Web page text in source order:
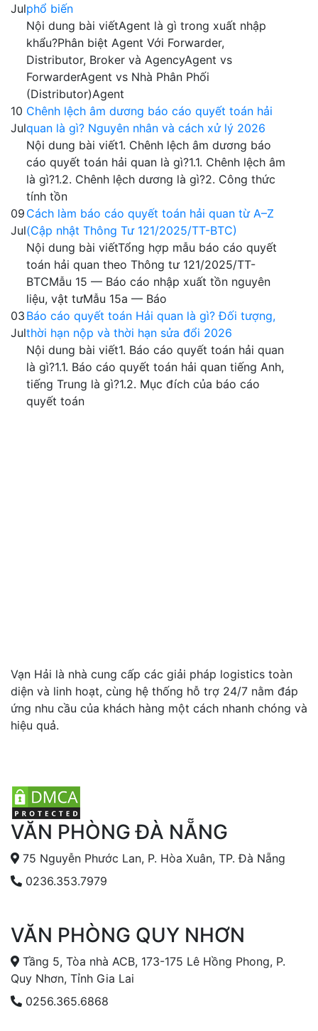
Julphổ biến
Nội dung bài viếtAgent là gì trong xuất nhập
khẩu?Phân biệt Agent Với Forwarder,
Distributor, Broker và AgencyAgent vs
ForwarderAgent vs Nhà Phân Phối
(Distributor)Agent
10
Jul
Chênh lệch âm dương báo cáo quyết toán hải
quan là gì? Nguyên nhân và cách xử lý 2026
Nội dung bài viết1. Chênh lệch âm dương báo
cáo quyết toán hải quan là gì?1.1. Chênh lệch âm
là gì?1.2. Chênh lệch dương là gì?2. Công thức
tính tồn
09
Jul
Cách làm báo cáo quyết toán hải quan từ A–Z
(Cập nhật Thông Tư 121/2025/TT-BTC)
Nội dung bài viếtTổng hợp mẫu báo cáo quyết
toán hải quan theo Thông tư 121/2025/TT-
BTCMẫu 15 — Báo cáo nhập xuất tồn nguyên
liệu, vật tưMẫu 15a — Báo
03
Jul
Báo cáo quyết toán Hải quan là gì? Đối tượng,
thời hạn nộp và thời hạn sửa đổi 2026
Nội dung bài viết1. Báo cáo quyết toán hải quan
là gì?1.1. Báo cáo quyết toán hải quan tiếng Anh,
tiếng Trung là gì?1.2. Mục đích của báo cáo
quyết toán
Vạn Hải là nhà cung cấp các giải pháp logistics toàn
diện và linh hoạt, cùng hệ thống hỗ trợ 24/7 nằm đáp
ứng nhu cầu của khách hàng một cách nhanh chóng và
hiệu quả.
VĂN PHÒNG ĐÀ NẴNG
75 Nguyễn Phước Lan, P. Hòa Xuân, TP. Đà Nẵng
0236.353.7979
VĂN PHÒNG QUY NHƠN
Tầng 5, Tòa nhà ACB, 173-175 Lê Hồng Phong, P.
Quy Nhơn, Tỉnh Gia Lai
0256.365.6868